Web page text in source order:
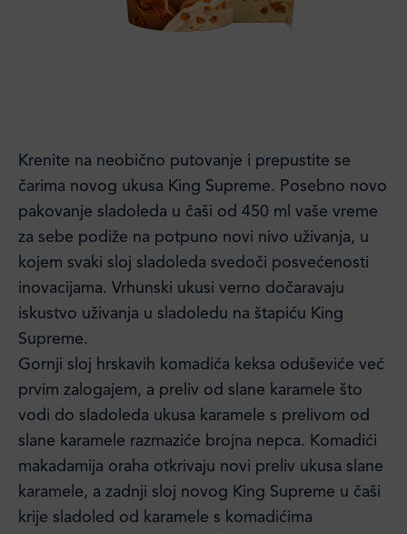
Krenite na neobično putovanje i prepustite se
čarima novog ukusa King Supreme. Posebno novo
pakovanje sladoleda u čaši od 450 ml vaše vreme
za sebe podiže na potpuno novi nivo uživanja, u
kojem svaki sloj sladoleda svedoči posvećenosti
inovacijama. Vrhunski ukusi verno dočaravaju
iskustvo uživanja u sladoledu na štapiću King
Supreme.
Gornji sloj hrskavih komadića keksa oduševiće već
prvim zalogajem, a preliv od slane karamele što
vodi do sladoleda ukusa karamele s prelivom od
slane karamele razmaziće brojna nepca. Komadići
makadamija oraha otkrivaju novi preliv ukusa slane
karamele, a zadnji sloj novog King Supreme u čaši
krije sladoled od karamele s komadićima